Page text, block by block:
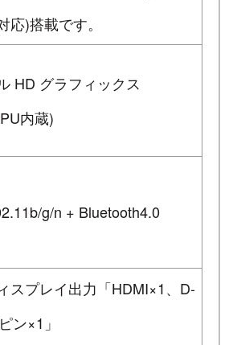
応)搭載です。
HD グラフィックス
内蔵)
g/n + Bluetooth4.0
スプレイ出力「HDMI×1、D-
ン×1」